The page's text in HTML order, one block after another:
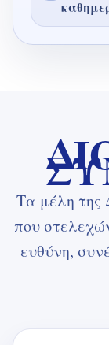
Τα μέλη
που
ευθύνη,